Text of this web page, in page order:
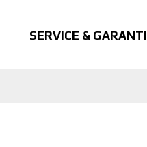
SERVICE & GARANTI